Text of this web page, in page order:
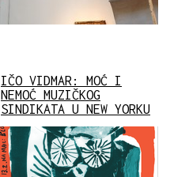
IČO VIDMAR: MOĆ I
NEMOĆ MUZIČKOG
SINDIKATA U NEW YORKU